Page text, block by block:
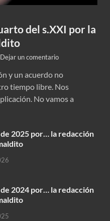
del s.XXI por la
Dejar un comentario
y un acuerdo no
tiempo libre. Nos
No vamos a
2025 por… la redacción
2024 por… la redacción